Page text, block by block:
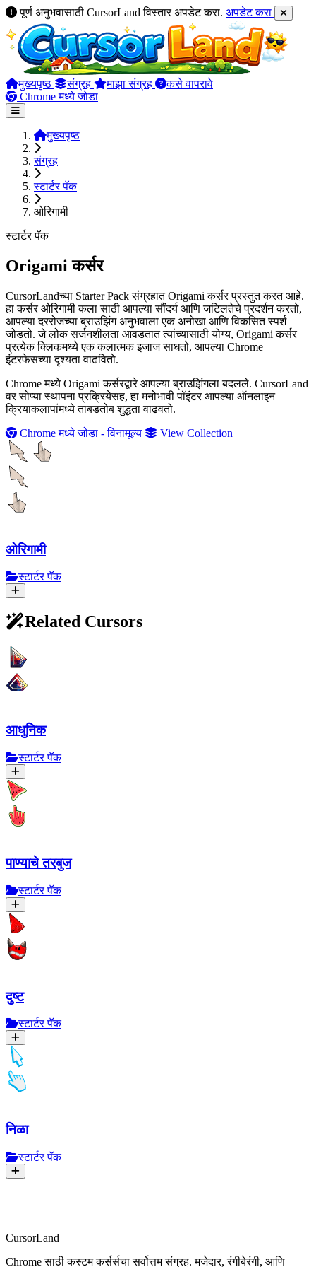
पूर्ण अनुभवासाठी CursorLand विस्तार अपडेट करा. अपडेट करा
मुख्यपृष्ठ संग्रह माझा संग्रह
कसे वापरावे
Chrome मध्ये जोडा
मुख्यपृष्ठ
संग्रह
स्टार्टर पॅक
ओरिगामी
स्टार्टर पॅक
Origami कर्सर
CursorLandच्या Starter Pack संग्रहात Origami कर्सर प्रस्तुत करत आहे.
हा कर्सर ओरिगामी कला साठी आपल्या सौंदर्य आणि जटिलतेचे प्रदर्शन करतो,
आपल्या दररोजच्या ब्राउझिंग अनुभवाला एक अनोखा आणि विकसित स्पर्श
जोडतो. जे लोक सर्जनशीलता आवडतात त्यांच्यासाठी योग्य, Origami कर्सर
प्रत्येक क्लिकमध्ये एक कलात्मक इजाज साधतो, आपल्या Chrome
इंटरफेसच्या दृश्यता वाढवितो.
Chrome मध्ये Origami कर्सरद्वारे आपल्या ब्राउझिंगला बदलले. CursorLand
वर सोप्या स्थापना प्रक्रियेसह, हा मनोभावी पॉइंटर आपल्या ऑनलाइन
क्रियाकलापांमध्ये ताबडतोब शुद्धता वाढवतो.
Chrome मध्ये जोडा - विनामूल्य
View Collection
ओरिगामी
स्टार्टर पॅक
Related Cursors
आधुनिक
स्टार्टर पॅक
पाण्याचे तरबुज
स्टार्टर पॅक
दुष्ट
स्टार्टर पॅक
निळा
स्टार्टर पॅक
CursorLand
Chrome साठी कस्टम कर्सर्सचा सर्वोत्तम संग्रह. मजेदार, रंगीबेरंगी, आणि